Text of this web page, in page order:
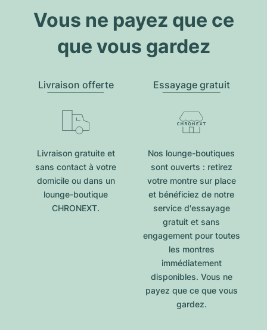
Vous ne payez que ce
que vous gardez
Livraison offerte
Livraison gratuite et
sans contact à votre
domicile ou dans un
lounge-boutique
CHRONEXT.
Essayage gratuit
Nos lounge-boutiques
sont ouverts : retirez
votre montre sur place
et bénéficiez de notre
service d'essayage
gratuit et sans
engagement pour toutes
les montres
immédiatement
disponibles. Vous ne
payez que ce que vous
gardez.